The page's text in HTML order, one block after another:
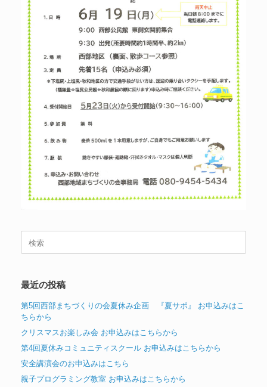
最近の投稿
第5回西部まちづくりの会夏休み企画 『夏サポ』 お申込みはこ
ちらから
クリスマスお楽しみ会 お申込みはこちらから
第4回夏休みコミュニティスクール お申込みはこちらから
安全講演会のお申込みはこちら
親子プログラミング教室 お申込みはこちらから